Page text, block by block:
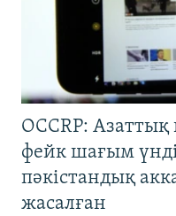
OCCRP:
фейк шағым
пәкістандық
жасалған